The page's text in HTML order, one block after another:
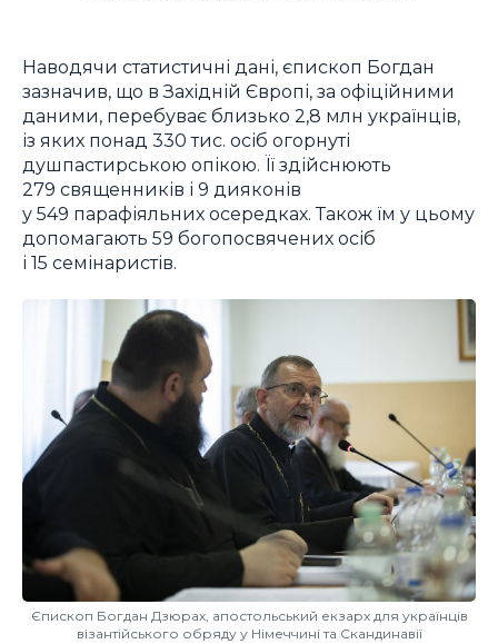
Наводячи статистичні дані, єпископ Богдан
зазначив, що в Західній Європі, за офіційними
даними, перебуває близько 2,8 млн українців,
із яких понад 330 тис. осіб огорнуті
душпастирською опікою. Її здійснюють
279 священників і 9 дияконів
у 549 парафіяльних осередках. Також їм у цьому
допомагають 59 богопосвячених осіб
і 15 семінаристів.
Єпископ Богдан Дзюрах, апостольський екзарх для українців
візантійського обряду у Німеччині та Скандинавії